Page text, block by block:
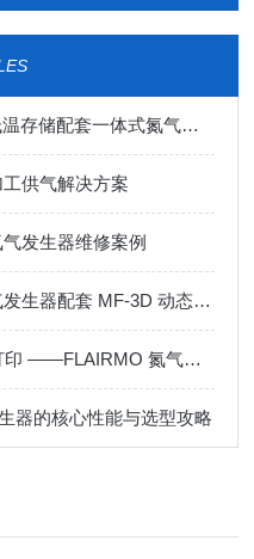
北京某肿瘤医学中心 生物低温存储配套一体式氮气发生器
供气解决方案
发生器维修案例
Flairmo N2G40CS 高纯氮气发生器配套 MF-3D 动态配气装置应用案例
即插即用，赋能高效 SLS 打印 ——FLAIRMO 氮气发生器应用成功案例
器的核心性能与选型攻略